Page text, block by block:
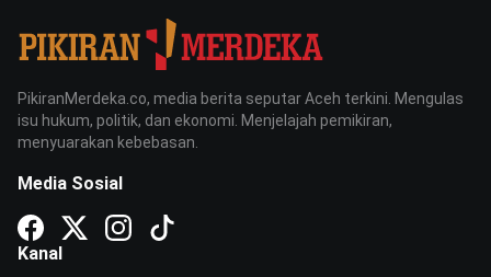
PikiranMerdeka.co, media berita seputar Aceh terkini. Mengulas
isu hukum, politik, dan ekonomi. Menjelajah pemikiran,
menyuarakan kebebasan.
Media Sosial
Kanal